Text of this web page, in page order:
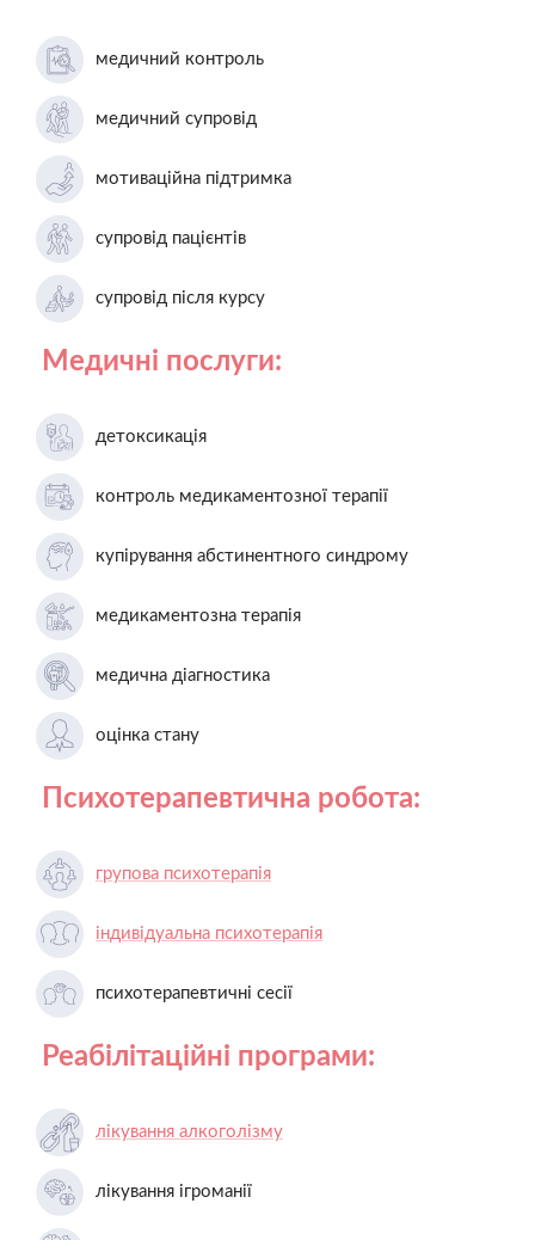
медичний контроль
медичний супровід
мотиваційна підтримка
супровід пацієнтів
супровід після курсу
Медичні послуги:
детоксикація
контроль медикаментозної терапії
купірування абстинентного синдрому
медикаментозна терапія
медична діагностика
оцінка стану
Психотерапевтична робота:
групова психотерапія
індивідуальна психотерапія
психотерапевтичні сесії
Реабілітаційні програми:
лікування алкоголізму
лікування ігроманії